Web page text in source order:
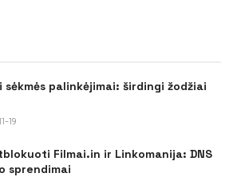
sėkmės palinkėjimai: širdingi žodžiai
19
Filmai.in ir Linkomanija: DNS
sprendimai